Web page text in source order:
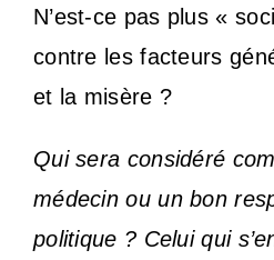
N’est-ce pas plus «
contre les facteurs
et la misère ?
Qui sera considéré
médecin ou un bon
politique ? Celui qui